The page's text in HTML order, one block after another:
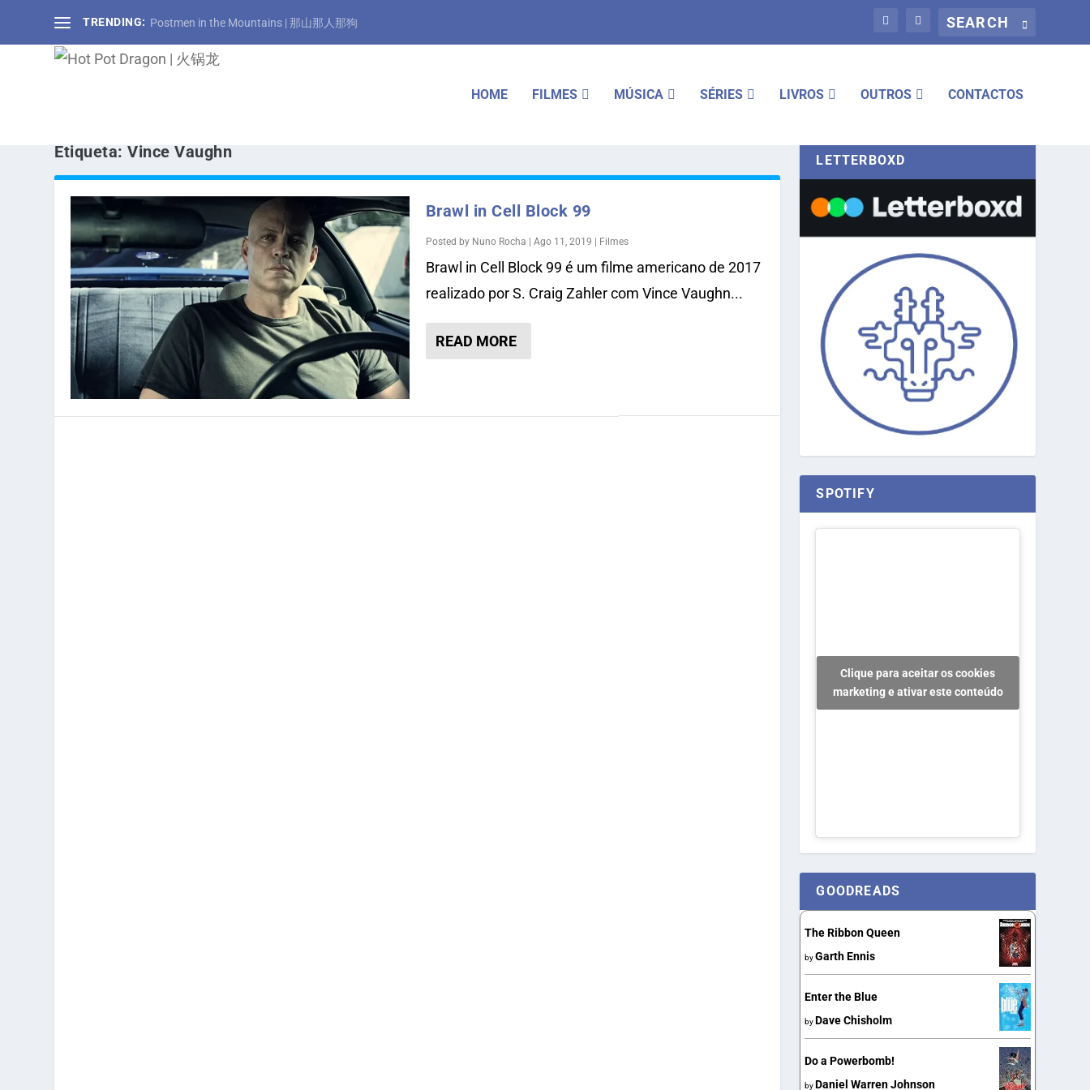
TRENDING: Postmen in the Mountains | 那山那人那狗
HOME FILMES MÚSICA SÉRIES LIVROS OUTROS CONTACTOS
Etiqueta:Vince Vaughn
Brawl in Cell Block 99
Posted by Nuno Rocha Ago 11, 2019 Filmes
Brawl in Cell Block 99 é um filme americano de 2017
realizado por S. Craig Zahler com Vince Vaughn...
READ MORE
LETTERBOXD
SPOTIFY
Clique para aceitar os cookies
marketing e ativar este conteúdo
GOODREADS
The Ribbon Queen
byGarth Ennis
Enter the Blue
by Dave Chisholm
Do a Powerbomb!
by Daniel Warren Johnson